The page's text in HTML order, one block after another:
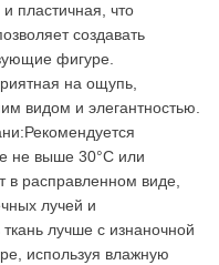
и пластичная, что
создавать
фигуре.
на ощупь,
видом и элегантностью.
Рекомендуется
не выше 30°C или
в расправленном виде,
лучей и
лучше с изнаночной
используя влажную